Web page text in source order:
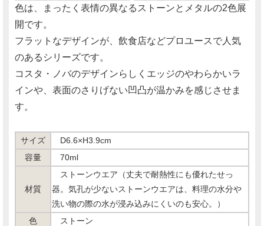
色は、まったく表情の異なるストーンとメタルの2色展
開です。
フラットなデザインが、飲食店などプロユースで人気
のあるシリーズです。
コスタ・ノバのデザインらしくエッジのやわらかいラ
インや、表面のさりげない凹凸が温かみを感じさせま
す。
サイズ
D6.6×H3.9cm
容量
70ml
材質
ストーンウエア（丈夫で耐熱性にも優れたせっ
器。気孔が少ないストーンウエアは、料理の水分や
洗い物の際の水が浸み込みにくいのも安心。）
色
ストーン